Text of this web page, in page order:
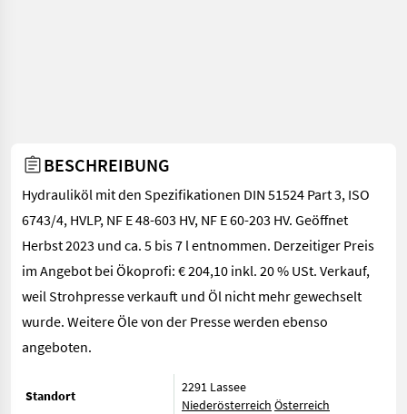
BESCHREIBUNG
Hydrauliköl mit den Spezifikationen DIN 51524 Part 3, ISO
6743/4, HVLP, NF E 48-603 HV, NF E 60-203 HV. Geöffnet
Herbst 2023 und ca. 5 bis 7 l entnommen. Derzeitiger Preis
im Angebot bei Ökoprofi: € 204,10 inkl. 20 % USt. Verkauf,
weil Strohpresse verkauft und Öl nicht mehr gewechselt
wurde. Weitere Öle von der Presse werden ebenso
angeboten.
Standort
2291 Lassee
Niederösterreich Österreich